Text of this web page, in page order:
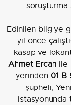
soruşturma
Edinilen bilgiye
yıl önce
kasap ve
Ahmet Ercan ile
yerinden 01 B
şüpheli,
istasyonunda